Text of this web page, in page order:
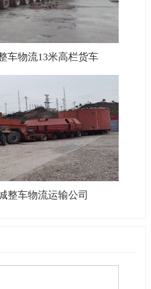
车物流13米高栏货车
整车物流运输公司